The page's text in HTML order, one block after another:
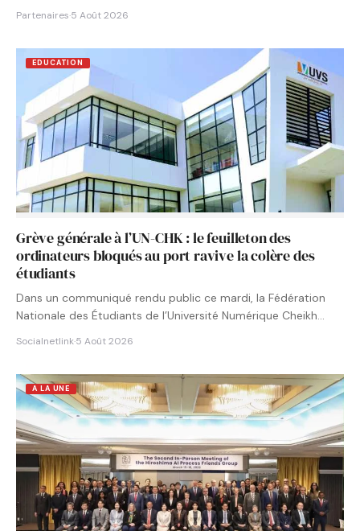
Partenaires·5 Août 2026
EDUCATION
Grève générale à l’UN-CHK : le feuilleton des
ordinateurs bloqués au port ravive la colère des
étudiants
Dans un communiqué rendu public ce mardi, la Fédération
Nationale des Étudiants de l’Université Numérique Cheikh
Socialnetlink·5 Août 2026
A LA UNE